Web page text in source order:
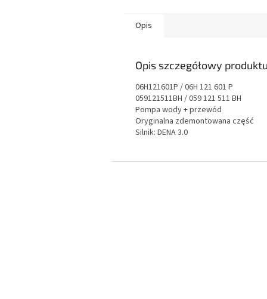
Opis
Opis szczegółowy
06H121601P / 06H 121 601 P
059121511BH / 059 121 511 BH
Pompa wody + przewód
Oryginalna zdemontowana część
Silnik: DENA 3.0